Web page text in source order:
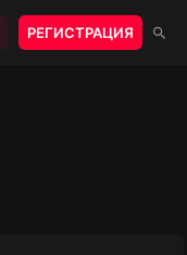
РЕГИСТРАЦИЯ